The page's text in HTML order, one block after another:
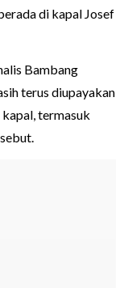
di kapal Josef
Bambang
terus diupayakan
termasuk